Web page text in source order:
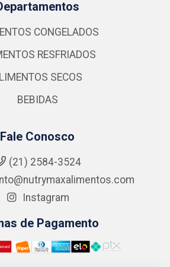
CONGELADOS
RESFRIADOS
SECOS
BEBIDAS
Fale Conosco
(21) 2584-3524
Instagram
de Pagamento